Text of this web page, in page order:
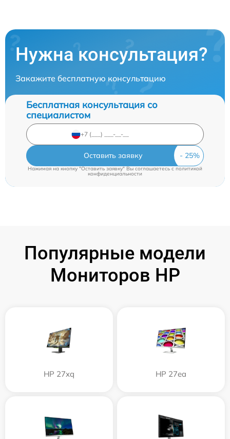
Нужна консультация?
Закажите бесплатную консультацию
Бесплатная консультация со
специалистом
Оставить заявку
Нажимая на кнопку "Оставить заявку" Вы соглашаетесь cполитикой
конфиденциальности
Популярные модели
Мониторов HP
HP 27xq HP 27ea